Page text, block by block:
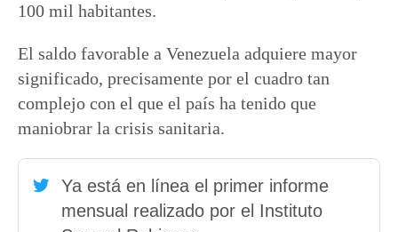
100 mil habitantes.
El saldo favorable a Venezuela adquiere mayor
significado, precisamente por el cuadro tan
complejo con el que el país ha tenido que
maniobrar la crisis sanitaria.
Ya está en línea el primer informe
mensual realizado por el Instituto